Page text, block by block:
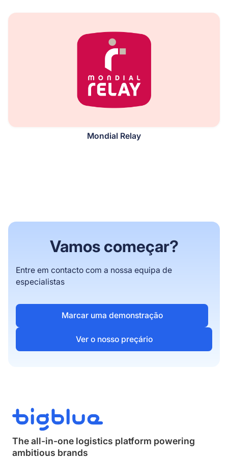
Mondial Relay
Vamos começar?
Entre em contacto com a nossa equipa de
especialistas
Marcar uma demonstração
Ver o nosso preçário
The all-in-one logistics platform powering
ambitious brands